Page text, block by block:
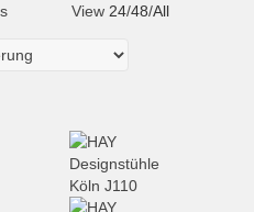
View 24/48/All